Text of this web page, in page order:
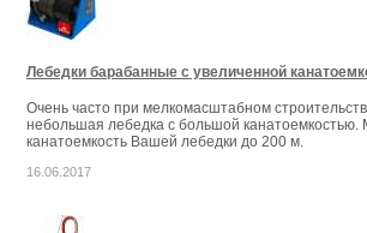
Лебедки барабанные с увеличенной
Очень часто при мелкомасштабном
небольшая лебедка с большой канатоемкостью.
канатоемкость Вашей лебедки до 200 м.
16.06.2017